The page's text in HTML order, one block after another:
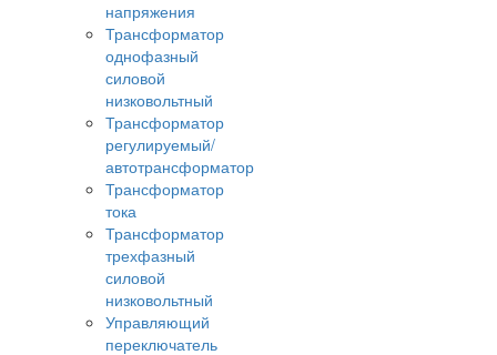
напряжения
Трансформатор
однофазный
силовой
низковольтный
Трансформатор
регулируемый/
автотрансформатор
Трансформатор
тока
Трансформатор
трехфазный
силовой
низковольтный
Управляющий
переключатель